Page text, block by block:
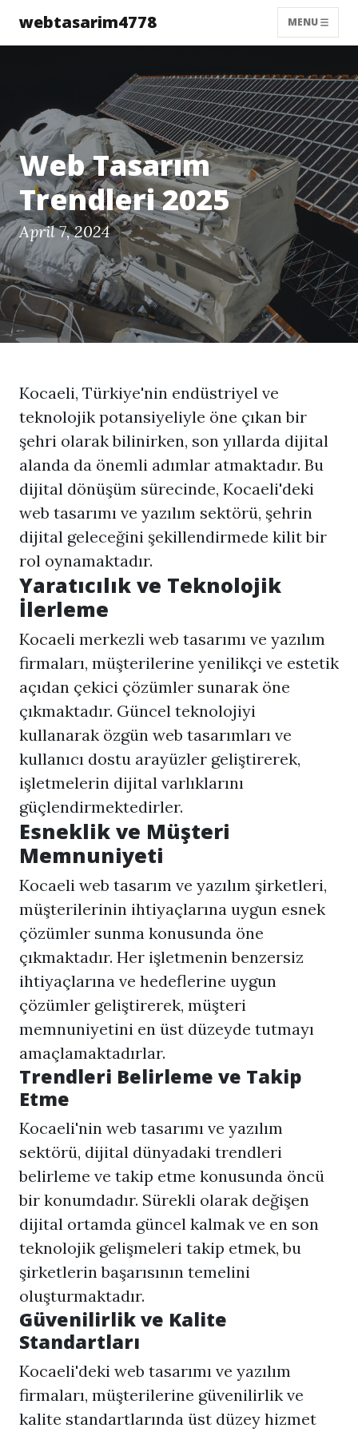
webtasarim4778 MENU
Web Tasarım
Trendleri 2025
April 7, 2024
Kocaeli, Türkiye'nin endüstriyel ve
teknolojik potansiyeliyle öne çıkan bir
şehri olarak bilinirken, son yıllarda dijital
alanda da önemli adımlar atmaktadır. Bu
dijital dönüşüm sürecinde, Kocaeli'deki
web tasarımı ve yazılım sektörü, şehrin
dijital geleceğini şekillendirmede kilit bir
rol oynamaktadır.
Yaratıcılık ve Teknolojik
İlerleme
Kocaeli merkezli web tasarımı ve yazılım
firmaları, müşterilerine yenilikçi ve estetik
açıdan çekici çözümler sunarak öne
çıkmaktadır. Güncel teknolojiyi
kullanarak özgün web tasarımları ve
kullanıcı dostu arayüzler geliştirerek,
işletmelerin dijital varlıklarını
güçlendirmektedirler.
Esneklik ve Müşteri
Memnuniyeti
Kocaeli web tasarım ve yazılım şirketleri,
müşterilerinin ihtiyaçlarına uygun esnek
çözümler sunma konusunda öne
çıkmaktadır. Her işletmenin benzersiz
ihtiyaçlarına ve hedeflerine uygun
çözümler geliştirerek, müşteri
memnuniyetini en üst düzeyde tutmayı
amaçlamaktadırlar.
Trendleri Belirleme ve Takip
Etme
Kocaeli'nin web tasarımı ve yazılım
sektörü, dijital dünyadaki trendleri
belirleme ve takip etme konusunda öncü
bir konumdadır. Sürekli olarak değişen
dijital ortamda güncel kalmak ve en son
teknolojik gelişmeleri takip etmek, bu
şirketlerin başarısının temelini
oluşturmaktadır.
Güvenilirlik ve Kalite
Standartları
Kocaeli'deki web tasarımı ve yazılım
firmaları, müşterilerine güvenilirlik ve
kalite standartlarında üst düzey hizmet